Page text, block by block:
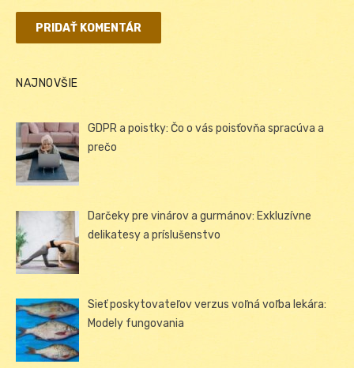
NAJNOVŠIE
GDPR a poistky: Čo o vás poisťovňa spracúva a
prečo
Darčeky pre vinárov a gurmánov: Exkluzívne
delikatesy a príslušenstvo
Sieť poskytovateľov verzus voľná voľba lekára:
Modely fungovania